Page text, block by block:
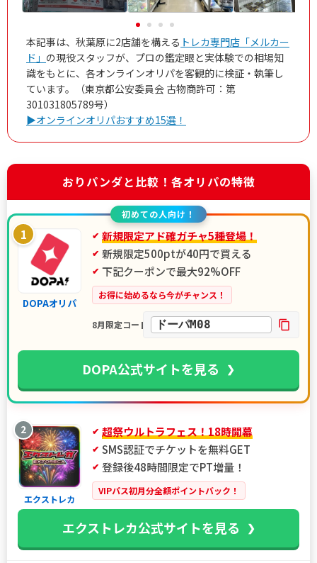
本記事は、秋葉原に2店舗を構える トレカ専門店「メルカー
ド」 の現役スタッフが、プロの鑑定眼と実体験での相場知
識をもとに、各オンラインオリパを客観的に検証・執筆し
ています。（東京都公安委員会 古物商許可：第
301031805789号）
▶オンラインオリパおすすめ15選！
おりパンダと比較！各オリパの特徴
初めての人向け！
1
DOPAオリパ
新規限定アド確ガチャ5種登場！
新規限定500ptが40円で買える
下記クーポンで最大92%OFF
お得に始めるなら今がチャンス！
8月限定コード ドーパM08
DOPA公式サイトを見る
2
エクストレカ
超祭ウルトラフェス！18時開幕
SMS認証でチケットを無料GET
登録後48時間限定でPT増量！
VIPパス初月分全額ポイントバック！
エクストレカ公式サイトを見る